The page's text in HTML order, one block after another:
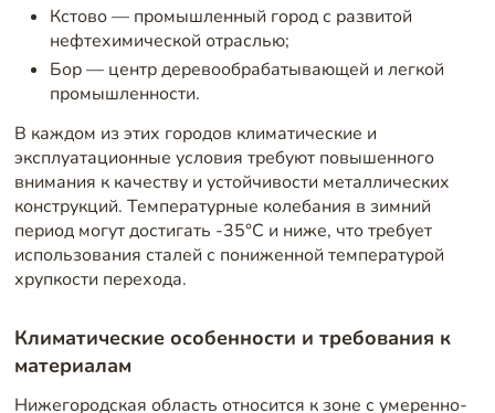
Кстово — промышленный город с развитой
нефтехимической отраслью;
Бор — центр деревообрабатывающей и легкой
промышленности.
В каждом из этих городов климатические и
эксплуатационные условия требуют повышенного
внимания к качеству и устойчивости металлических
конструкций. Температурные колебания в зимний
период могут достигать -35°C и ниже, что требует
использования сталей с пониженной температурой
хрупкости перехода.
Климатические особенности и требования к
материалам
Нижегородская область относится к зоне с умеренно-